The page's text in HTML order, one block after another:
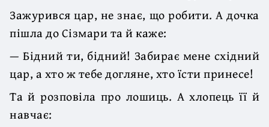
Зажурився цар, не знає, що робити. А дочка
пішла до Сізмари та й каже:
— Бідний ти, бідний! Забирає мене східний
цар, а хто ж тебе догляне, хто їсти принесе!
Та й розповіла про лошиць. А хлопець її й
навчає: